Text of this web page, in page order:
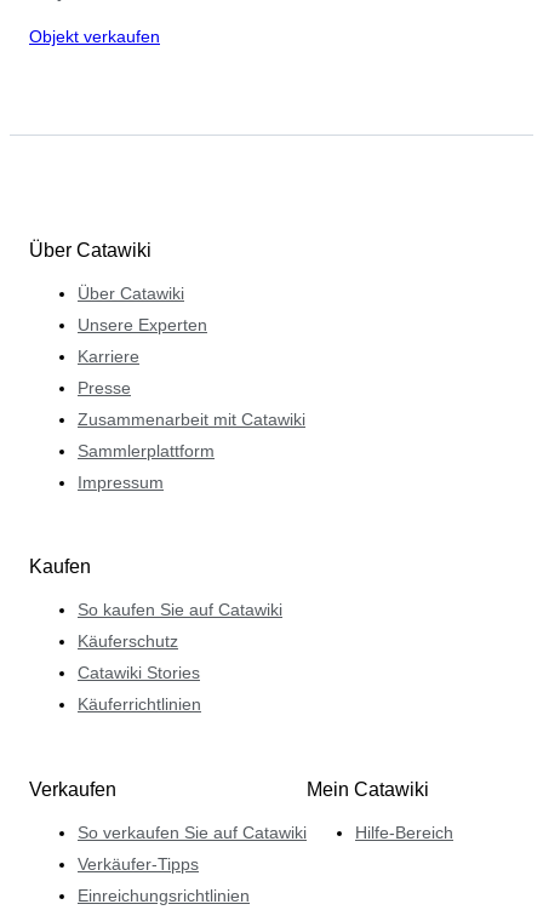
Objekt verkaufen
Über Catawiki
Über Catawiki
Unsere Experten
Karriere
Presse
Zusammenarbeit mit Catawiki
Sammlerplattform
Impressum
Kaufen
So kaufen Sie auf Catawiki
Käuferschutz
Catawiki Stories
Käuferrichtlinien
Verkaufen
So verkaufen Sie auf Catawiki
Verkäufer-Tipps
Einreichungsrichtlinien
Mein Catawiki
Hilfe-Bereich